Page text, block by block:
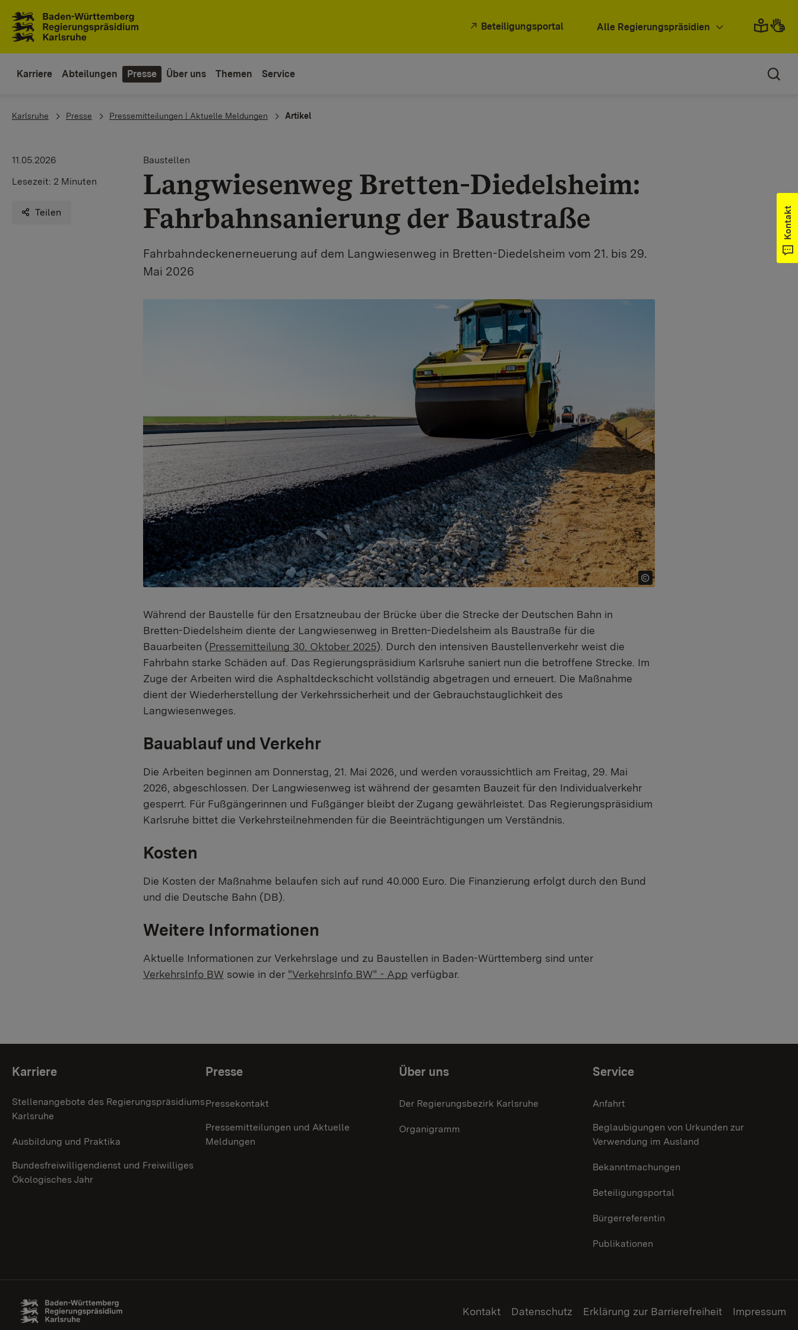
Beteiligungsportal Alle Regierungspräsidien
Karriere Abteilungen Presse Über uns Themen Service
You are here:
Karlsruhe Presse Pressemitteilungen | Aktuelle Meldungen Artikel
11.05.2026
Lesezeit: 2 Minuten
Teilen
Baustellen
Langwiesenweg Bretten-Diedelsheim:
Fahrbahnsanierung der Baustraße
Fahrbahndeckenerneuerung auf dem Langwiesenweg in Bretten-Diedelsheim vom 21. bis 29.
Mai 2026
Während der Baustelle für den Ersatzneubau der Brücke über die Strecke der Deutschen Bahn in
Bretten-Diedelsheim diente der Langwiesenweg in Bretten-Diedelsheim als Baustraße für die
Bauarbeiten (Pressemitteilung 30. Oktober 2025). Durch den intensiven Baustellenverkehr weist die
Fahrbahn starke Schäden auf. Das Regierungspräsidium Karlsruhe saniert nun die betroffene Strecke. Im
Zuge der Arbeiten wird die Asphaltdeckschicht vollständig abgetragen und erneuert. Die Maßnahme
dient der Wiederherstellung der Verkehrssicherheit und der Gebrauchstauglichkeit des
Langwiesenweges.
Bauablauf und Verkehr
Die Arbeiten beginnen am Donnerstag, 21. Mai 2026, und werden voraussichtlich am Freitag, 29. Mai
2026, abgeschlossen. Der Langwiesenweg ist während der gesamten Bauzeit für den Individualverkehr
gesperrt. Für Fußgängerinnen und Fußgänger bleibt der Zugang gewährleistet. Das Regierungspräsidium
Karlsruhe bittet die Verkehrsteilnehmenden für die Beeinträchtigungen um Verständnis.
Kosten
Die Kosten der Maßnahme belaufen sich auf rund 40.000 Euro. Die Finanzierung erfolgt durch den Bund
und die Deutsche Bahn (DB).
Weitere Informationen
Aktuelle Informationen zur Verkehrslage und zu Baustellen in Baden-Württemberg sind unter
VerkehrsInfo BW sowie in der "VerkehrsInfo BW" - App verfügbar.
Kontakt
Themenübersicht
Karriere
Stellenangebote des Regierungspräsidiums
Karlsruhe
Ausbildung und Praktika
Bundesfreiwilligendienst und Freiwilliges
Ökologisches Jahr
Presse
Pressekontakt
Pressemitteilungen und Aktuelle
Meldungen
Über uns
Der Regierungsbezirk Karlsruhe
Organigramm
Service
Anfahrt
Beglaubigungen von Urkunden zur
Verwendung im Ausland
Bekanntmachungen
Beteiligungsportal
Bürgerreferentin
Publikationen
Kontakt Datenschutz Erklärung zur Barrierefreiheit Impressum